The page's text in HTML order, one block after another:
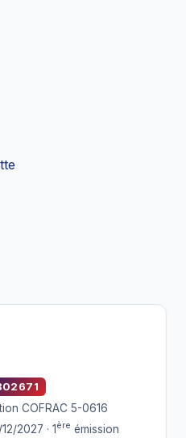
COFRAC 5-0616
2027 · 1ère émission